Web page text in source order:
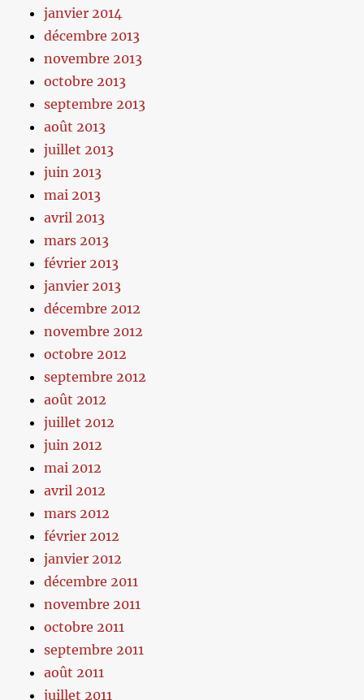
janvier 2014
décembre 2013
novembre 2013
octobre 2013
septembre 2013
août 2013
juillet 2013
juin 2013
mai 2013
avril 2013
mars 2013
février 2013
janvier 2013
décembre 2012
novembre 2012
octobre 2012
septembre 2012
août 2012
juillet 2012
juin 2012
mai 2012
avril 2012
mars 2012
février 2012
janvier 2012
décembre 2011
novembre 2011
octobre 2011
septembre 2011
août 2011
juillet 2011